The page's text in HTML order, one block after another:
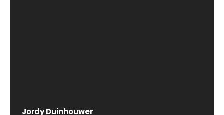
Jordy Duinhouwer